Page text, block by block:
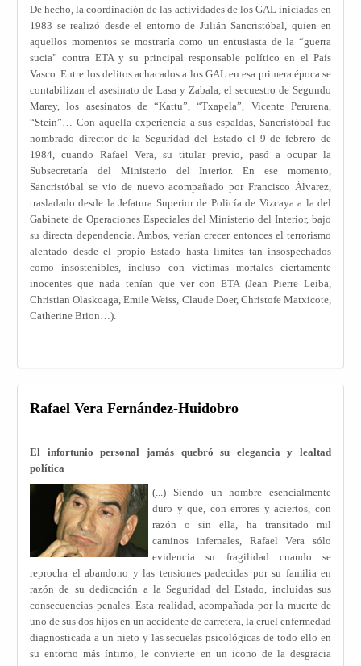
De hecho, la coordinación de las actividades de los GAL iniciadas en
1983 se realizó desde el entorno de Julián Sancristóbal, quien en
aquellos momentos se mostraría como un entusiasta de la “guerra
sucia” contra ETA y su principal responsable político en el País
Vasco. Entre los delitos achacados a los GAL en esa primera época se
contabilizan el asesinato de Lasa y Zabala, el secuestro de Segundo
Marey, los asesinatos de “Kattu”, “Txapela”, Vicente Perurena,
“Stein”… Con aquella experiencia a sus espaldas, Sancristóbal fue
nombrado director de la Seguridad del Estado el 9 de febrero de
1984, cuando Rafael Vera, su titular previo, pasó a ocupar la
Subsecretaría del Ministerio del Interior. En ese momento,
Sancristóbal se vio de nuevo acompañado por Francisco Álvarez,
trasladado desde la Jefatura Superior de Policía de Vizcaya a la del
Gabinete de Operaciones Especiales del Ministerio del Interior, bajo
su directa dependencia. Ambos, verían crecer entonces el terrorismo
alentado desde el propio Estado hasta límites tan insospechados
como insostenibles, incluso con víctimas mortales ciertamente
inocentes que nada tenían que ver con ETA (Jean Pierre Leiba,
Christian Olaskoaga, Emile Weiss, Claude Doer, Christofe Matxicote,
Catherine Brion…).
Rafael Vera Fernández-Huidobro
El infortunio personal jamás quebró su elegancia y lealtad
política
(...) Siendo un hombre esencialmente
duro y que, con errores y aciertos, con
razón o sin ella, ha transitado mil
caminos infernales, Rafael Vera sólo
evidencia su fragilidad cuando se
reprocha el abandono y las tensiones padecidas por su familia en
razón de su dedicación a la Seguridad del Estado, incluidas sus
consecuencias penales. Esta realidad, acompañada por la muerte de
uno de sus dos hijos en un accidente de carretera, la cruel enfermedad
diagnosticada a un nieto y las secuelas psicológicas de todo ello en
su entorno más íntimo, le convierte en un icono de la desgracia